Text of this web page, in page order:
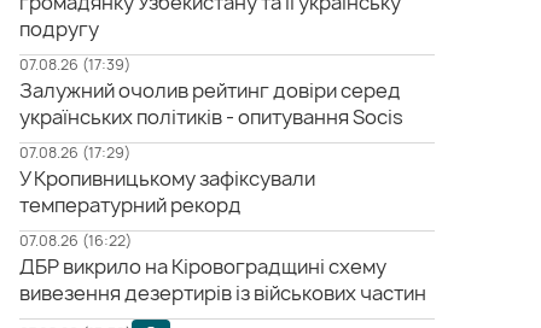
подругу
07.08.26 (17:39)
Залужний очолив рейтинг довіри серед
українських політиків - опитування Socis
07.08.26 (17:29)
У Кропивницькому зафіксували
температурний рекорд
07.08.26 (16:22)
ДБР викрило на Кіровоградщині схему
вивезення дезертирів із військових частин